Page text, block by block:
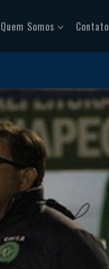
Quem Somos Contato